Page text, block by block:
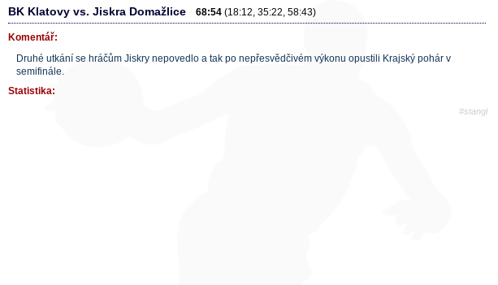
BK Klatovy vs. Jiskra Domažlice 68:54 (18:12, 35:22, 58:43)
Komentář:
Druhé utkání se hráčům Jiskry nepovedlo a tak po nepřesvědčivém výkonu opustili Krajský pohár v
semifinále.
Statistika:
#stangl